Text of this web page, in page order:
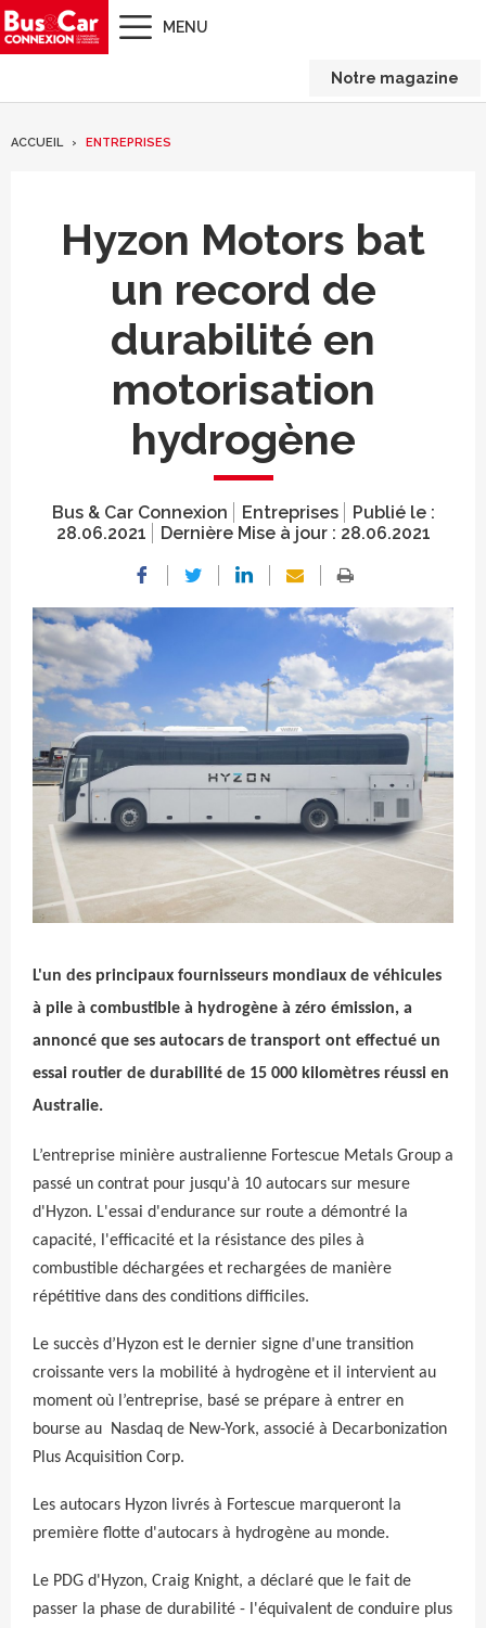
MENU
Notre magazine
ACCUEIL ENTREPRISES
Hyzon Motors bat
un record de
durabilité en
motorisation
hydrogène
Bus & Car Connexion Entreprises
Publié le :
28.06.2021
Dernière Mise à jour : 28.06.2021
Crédit photo
L'un des principaux fournisseurs mondiaux de véhicules
à pile à combustible à hydrogène à zéro émission, a
annoncé que ses autocars de transport ont effectué un
essai routier de durabilité de 15 000 kilomètres réussi en
Australie.
L’entreprise minière australienne Fortescue Metals Group a
passé un contrat pour jusqu'à 10 autocars sur mesure
d'Hyzon. L'essai d'endurance sur route a démontré la
capacité, l'efficacité et la résistance des piles à
combustible déchargées et rechargées de manière
répétitive dans des conditions difficiles.
Le succès d’Hyzon est le dernier signe d'une transition
croissante vers la mobilité à hydrogène et il intervient au
moment où l’entreprise, basé se prépare à entrer en
bourse au Nasdaq de New-York, associé à Decarbonization
Plus Acquisition Corp.
Les autocars Hyzon livrés à Fortescue marqueront la
première flotte d'autocars à hydrogène au monde.
Le PDG d'Hyzon, Craig Knight, a déclaré que le fait de
passer la phase de durabilité - l'équivalent de conduire plus